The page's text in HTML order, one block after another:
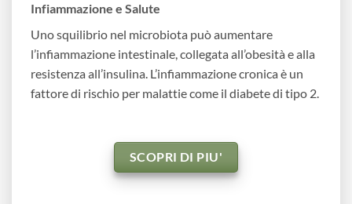
Infiammazione e Salute
Uno squilibrio nel microbiota può aumentare
l’infiammazione intestinale, collegata all’obesità e alla
resistenza all’insulina. L’infiammazione cronica è un
fattore di rischio per malattie come il diabete di tipo 2.
SCOPRI DI PIU'